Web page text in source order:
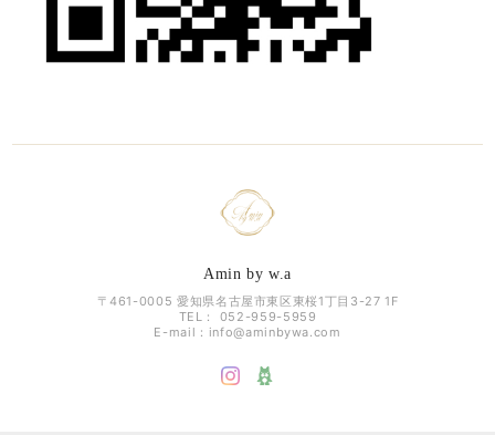
Amin by w.a
〒461-0005 愛知県名古屋市東区東桜1丁目3-27 1F
TEL： 052-959-5959
E-mail： info@aminbywa.com